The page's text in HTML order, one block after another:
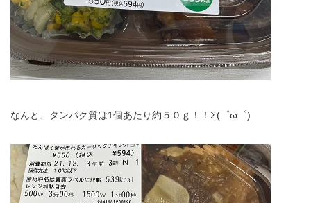
なんと、タンパク質は1個あたり約５０ｇ！！Σ(゜ω゜)